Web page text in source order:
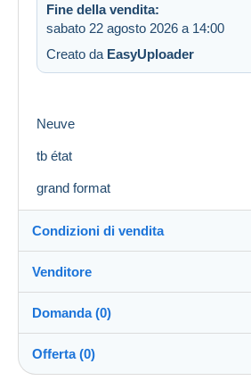
Fine della vendita:
sabato 22 agosto 2026 a 14:00
Creato da EasyUploader
Neuve
tb état
grand format
Condizioni di vendita
Destinazione:
Vedi l'elenco dei paesi
Invio:
Invio dopo il pagamento
Venditore
bajec51100%(16750x)
PRO
Negozio
Domanda (0)
Offerta (0)